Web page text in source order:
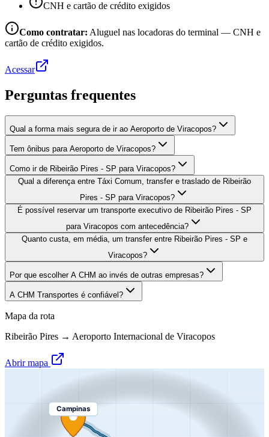
CNH e cartão de crédito exigidos
Como contratar: Aluguel nas locadoras do terminal — CNH e
cartão de crédito exigidos.
Acessar
Perguntas frequentes
Qual a forma mais segura de ir ao Aeroporto de Viracopos?
Tem ônibus para Aeroporto de Viracopos?
Como ir de Ribeirão Pires - SP para Viracopos?
Qual a diferença entre Táxi Comum, transfer e traslado de Ribeirão
Pires - SP para Viracopos?
É possível reservar um transporte executivo de Ribeirão Pires - SP
para Viracopos com antecedência?
Quanto custa, em média, um transfer entre Ribeirão Pires - SP e
Viracopos?
Por que escolher A CHM ao invés de outras empresas?
A CHM Transportes é confiável?
Mapa da rota
Ribeirão Pires → Aeroporto Internacional de Viracopos
Abrir mapa
Campinas